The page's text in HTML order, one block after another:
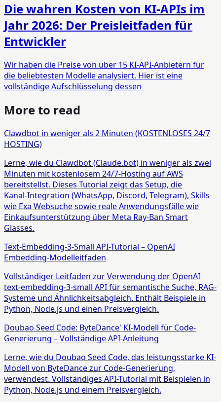
Die wahren Kosten von KI-APIs im
Jahr 2026: Der Preisleitfaden für
Entwickler
Wir haben die Preise von über 15 KI-API-Anbietern für
die beliebtesten Modelle analysiert. Hier ist eine
vollständige Aufschlüsselung dessen
More to read
Clawdbot in weniger als 2 Minuten (KOSTENLOSES 24/7
HOSTING)
Lerne, wie du Clawdbot (Claude.bot) in weniger als zwei
Minuten mit kostenlosem 24/7‑Hosting auf AWS
bereitstellst. Dieses Tutorial zeigt das Setup, die
Kanal‑Integration (WhatsApp, Discord, Telegram), Skills
wie Exa Websuche sowie reale Anwendungsfälle wie
Einkaufsunterstützung über Meta Ray‑Ban Smart
Glasses.
Text-Embedding-3-Small API-Tutorial – OpenAI
Embedding-Modelleitfaden
Vollständiger Leitfaden zur Verwendung der OpenAI
text-embedding-3-small API für semantische Suche, RAG-
Systeme und Ähnlichkeitsabgleich. Enthält Beispiele in
Python, Node.js und einen Preisvergleich.
Doubao Seed Code: ByteDance' KI-Modell für Code-
Generierung – Vollständige API-Anleitung
Lerne, wie du Doubao Seed Code, das leistungsstarke KI-
Modell von ByteDance zur Code-Generierung,
verwendest. Vollständiges API-Tutorial mit Beispielen in
Python, Node.js und einem Preisvergleich.